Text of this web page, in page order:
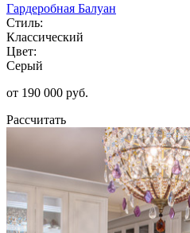
Гардеробная Балуан
Стиль:
Классический
Цвет:
Серый
от 190 000 руб.
Рассчитать